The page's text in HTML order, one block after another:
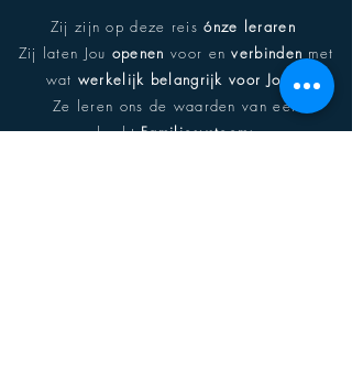
Zij zijn op deze reisónze leraren
Zij laten Jou openen voor en verbinden met
wat werkelijk belangrijk voor Jou is
Ze leren ons de waarden van een
hechtFamiliesysteem: